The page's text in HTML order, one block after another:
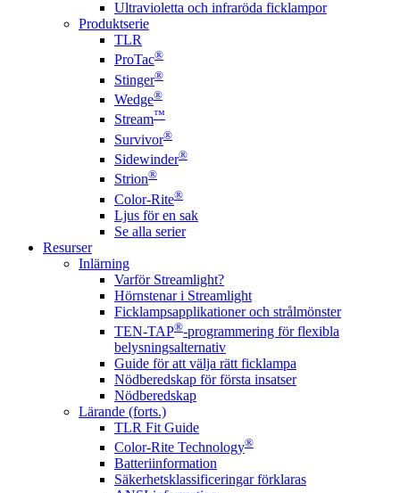
Ultravioletta och infraröda ficklampor
Produktserie
TLR
ProTac®
Stinger®
Wedge®
Stream™
Survivor®
Sidewinder®
Strion®
Color-Rite®
Ljus för en sak
Se alla serier
Resurser
Inlärning
Varför Streamlight?
Hörnstenar i Streamlight
Ficklampsapplikationer och strålmönster
TEN-TAP®-programmering för flexibla
belysningsalternativ
Guide för att välja rätt ficklampa
Nödberedskap för första insatser
Nödberedskap
Lärande (forts.)
TLR Fit Guide
Color-Rite Technology®
Batteriinformation
Säkerhetsklassificeringar förklaras